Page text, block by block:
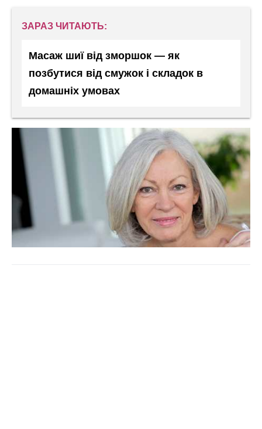
ЗАРАЗ ЧИТАЮТЬ:
Масаж шиї від зморшок — як
позбутися від смужок і складок в
домашніх умовах